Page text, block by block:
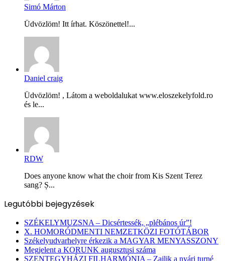
Simó Márton
Üdvözlöm! Itt írhat. Köszönettel!...
Daniel craig
Üdvözlöm! , Látom a weboldalukat www.eloszekelyfold.ro
és le...
RDW
Does anyone know what the choir from Kis Szent Terez
sang? Ș...
Legutóbbi bejegyzések
SZÉKELYMUZSNA – Dicsértessék, „plébános úr”!
X. HOMORÓDMENTI NEMZETKÖZI FOTÓTÁBOR
Székelyudvarhelyre érkezik a MAGYAR MENYASSZONY
Megjelent a KORUNK augusztusi száma
SZENTEGYHÁZI FILHARMÓNIA – Zajlik a nyári turné